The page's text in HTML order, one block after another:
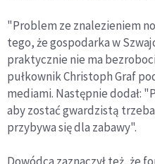
"Problem ze znalezieniem
tego, że gospodarka w
praktycznie nie ma
pułkownik Christoph Graf
mediami. Następnie dodał:
aby zostać gwardzistą
przybywa się dla zabawy".
Dowódca zaznaczył też, że